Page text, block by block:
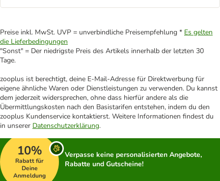
Preise inkl. MwSt. UVP = unverbindliche Preisempfehlung * Es gelten
die Lieferbedingungen
"Sonst" = Der niedrigste Preis des Artikels innerhalb der letzten 30
Tage.
zooplus ist berechtigt, deine E-Mail-Adresse für Direktwerbung für
eigene ähnliche Waren oder Dienstleistungen zu verwenden. Du kannst
dem jederzeit widersprechen, ohne dass hierfür andere als die
Übermittlungskosten nach den Basistarifen entstehen, indem du den
zooplus Kundenservice kontaktierst. Weitere Informationen findest du
in unserer Datenschutzerklärung.
10%
Rabatt für
Deine
Anmeldung
Verpasse keine personalisierten Angebote,
Rabatte und Gutscheine!